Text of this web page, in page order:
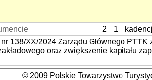
2 1
nr 138/XX/2024 Zarządu Głównego
oraz zwiększenie kapitału
© 2009 Polskie Towarzystwo